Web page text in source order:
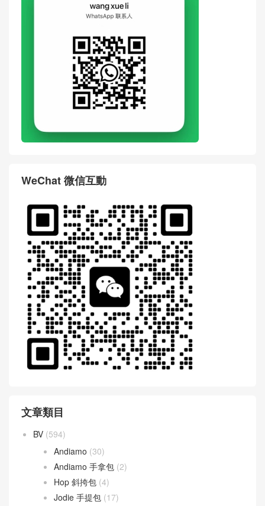
WeChat 微信互動
文章類目
BV (594)
Andiamo (30)
Andiamo 手拿包 (2)
Hop 斜挎包 (4)
Jodie 手提包 (17)